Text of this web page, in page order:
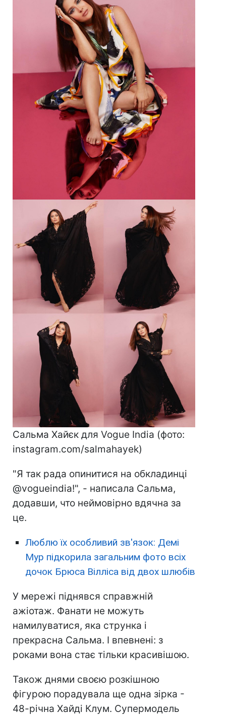
Сальма Хайєк для Vogue India (фото:
instagram.com/salmahayek)
"Я так рада опинитися на обкладинці
@vogueindia!", - написала Сальма,
додавши, что неймовірно вдячна за
це.
Люблю їх особливий зв'язок: Демі
Мур підкорила загальним фото всіх
дочок Брюса Вілліса від двох шлюбів
У мережі піднявся справжній
ажіотаж. Фанати не можуть
намилуватися, яка струнка і
прекрасна Сальма. І впевнені: з
роками вона стає тільки красивішою.
Також днями своєю розкішною
фігурою порадувала ще одна зірка -
48-річна Хайді Клум. Супермодель